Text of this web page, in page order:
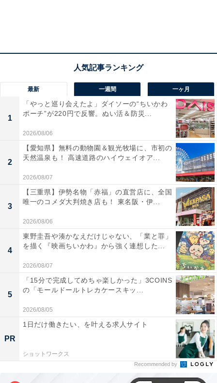
最新 一週間 一ヶ月
1
「やっと巡り会えたよ」ダイソーの“ちいかわ
ポーチ”が220円で反響。ぬい活＆防災...
2026/08/06
2
【愛知県】無料の動物園＆観光牧場に、市初の
天然温泉も！ 高速道路のハイウェイオア...
2026/08/07
3
【三重県】伊勢名物「赤福」の直営店に、全国
唯一のコメダ大判焼き店も！ 東名阪・伊...
2026/08/06
4
東野圭吾や湊かなえだけじゃない、「業と罪」
を描く『映画ちいかわ』から強く連想した...
2026/08/07
5
「15分で完成してめちゃ楽しかった」3COINS
の「モールドールトレカケースキッ...
2026/08/05
PR
1日だけ働きたい、を叶える求人サイト
ショットワークス
Recommended by